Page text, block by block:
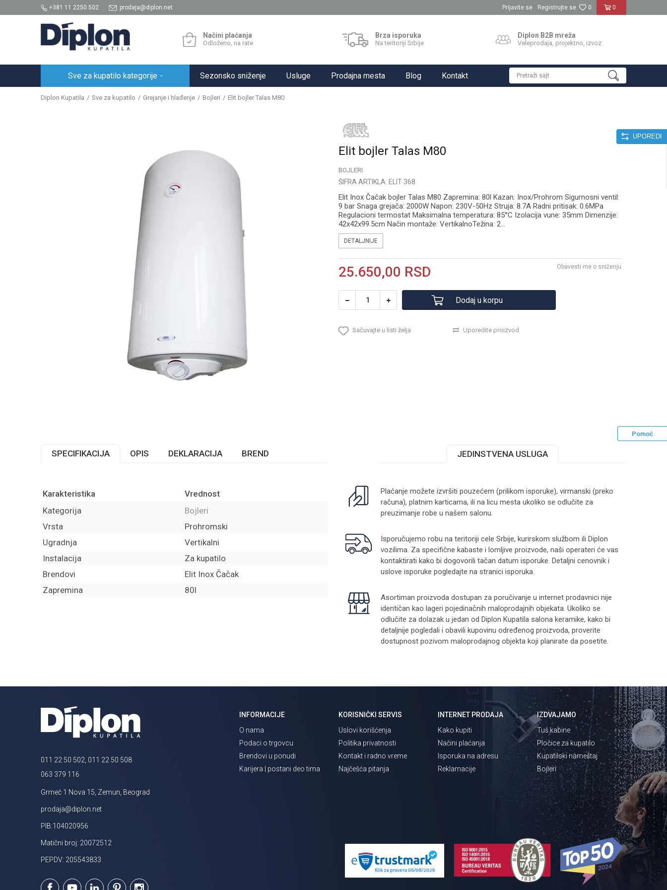
+381 11 2250 502 prodaja@diplon.net 0
0
Prijavite se Registrujte se
Načini plaćanja
Odloženo, na rate
Brza isporuka
Na teritoriji Srbije
Diplon B2B mreža
Veleprodaja, projektno, izvoz
Sve za kupatilo kategorije Sezonsko sniženje Usluge Prodajna mesta Blog Kontakt Pretraži sajt
UPOREDI
Diplon Kupatila Sve za kupatilo Grejanje i hlađenje Bojleri Elit bojler Talas M80
Elit bojler Talas M80
BOJLERI
ŠIFRA ARTIKLA: ELIT 368
Elit Inox Čačak bojler Talas M80 Zapremina: 80l Kazan: Inox/Prohrom Sigurnosni ventil:
9 bar Snaga grejača: 2000W Napon: 230V-50Hz Struja: 8.7A Radni pritisak: 0.6MPa
Regulacioni termostat Maksimalna temperatura: 85°C Izolacija vune: 35mm Dimenzije:
42x42x99.5cm Način montaže: VertikalnoTežina: 2...
DETALJNIJE
25.650,00 RSD Obavesti me o sniženju
Dodaj u korpu
Sačuvajte u listi želja Uporedite proizvod
Pomoć
SPECIFIKACIJA OPIS DEKLARACIJA BREND
Karakteristika
Vrednost
Kategorija
Bojleri
Vrsta
Prohromski
Ugradnja
Vertikalni
Instalacija
Za kupatilo
Brendovi
Elit Inox Čačak
Zapremina
80l
JEDINSTVENA USLUGA
Plaćanje možete izvršiti pouzećem (prilikom isporuke), virmanski (preko
računa), platnim karticama, ili na licu mesta ukoliko se odlučite za
preuzimanje robe u našem salonu.
Isporučujemo robu na teritoriji cele Srbije, kurirskom službom ili Diplon
vozilima. Za specifične kabaste i lomljive proizvode, naši operateri će vas
kontaktirati kako bi dogovorili tačan datum isporuke. Detaljni cenovnik i
uslove isporuke pogledajte na straniciisporuka.
Asortiman proizvoda dostupan za poručivanje u internet prodavnici nije
identičan kao lageri pojedinačnih maloprodajnih objekata. Ukoliko se
odlučite za dolazak u jedan od Diplon Kupatila salona keramike, kako bi
detaljnije pogledali i obavili kupovinu određenog proizvoda, proverite
dostupnost pozivom maloprodajnog objekta koji planirate da posetite.
011 22 50 502, 011 22 50 508
063 379 116
Grmeč 1 Nova 15, Zemun, Beograd
prodaja@diplon.net
PIB:104020956
Matični broj: 20072512
PEPDV: 205543833
INFORMACIJE
O nama
Podaci o trgovcu
Brendovi u ponudi
Karijera | postani deo tima
KORISNIČKI SERVIS
Uslovi korišćenja
Politika privatnosti
Kontakt i radno vreme
Najčešća pitanja
INTERNET PRODAJA
Kako kupiti
Načini plaćanja
Isporuka na adresu
Reklamacije
IZDVAJAMO
Tuš kabine
Pločice za kupatilo
Kupatilski nameštaj
Bojleri